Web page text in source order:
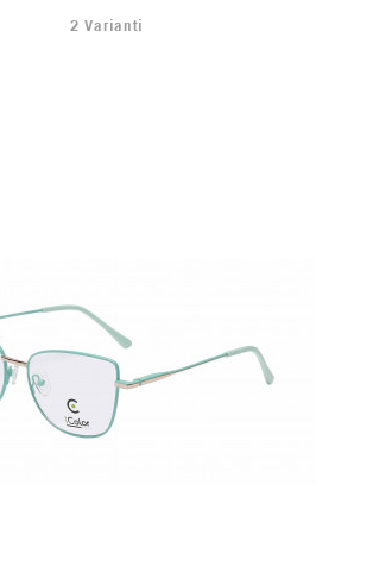
2 Varianti